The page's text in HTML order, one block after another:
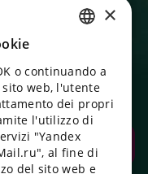
chat con
ENGLISH
UKRAINIAN
PORTUGUESE
SPANISH
×
o continuando a
web, l'utente
dei propri
l'utilizzo di
"Yandex
al fine di
del sito web e